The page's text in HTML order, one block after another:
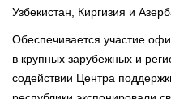
Узбекистан, Киргизия и
Обеспечивается участие
в крупных зарубежных и
содействии Центра